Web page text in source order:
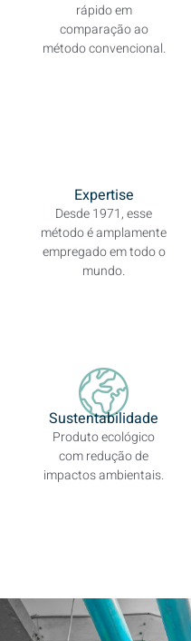
rápido em
comparação ao
método convencional.
Expertise
Desde 1971, esse
método é amplamente
empregado em todo o
mundo.
Sustentabilidade
Produto ecológico
com redução de
impactos ambientais.